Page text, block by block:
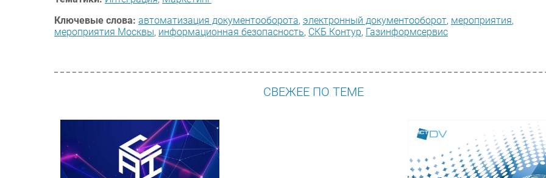
Ключевые слова: автоматизация документооборота, электронный документооборот, мероприятия,
мероприятия Москвы, информационная безопасность, СКБ Контур, Газинформсервис
СВЕЖЕЕ ПО ТЕМЕ